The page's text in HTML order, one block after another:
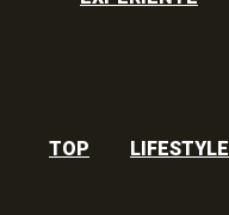
TOP LIFESTYLE